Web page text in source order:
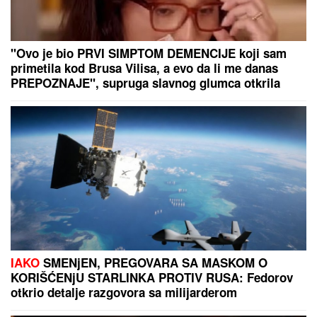
SMRŠALA 15 KILOGRAMA, PA POKAZALA TELO U
BIKINIJUVoditeljka nakon porođaja ima telo za
medalju: Obavlja seoske poslove, a kada se skine
muškarcima padnu vilice
LAGANO DOLAZI:Tip predlog za
"sigurica tiket" sa tri realne kvote
"NE UMIRE SE ZA LJUDIMA KOJI SU
PUCALI U TEBE" Brutalno
oglašavanje Jovane Jeremić 5 dana
nakon veridbe Dragana Stankovića:
"Znali su šta rade"